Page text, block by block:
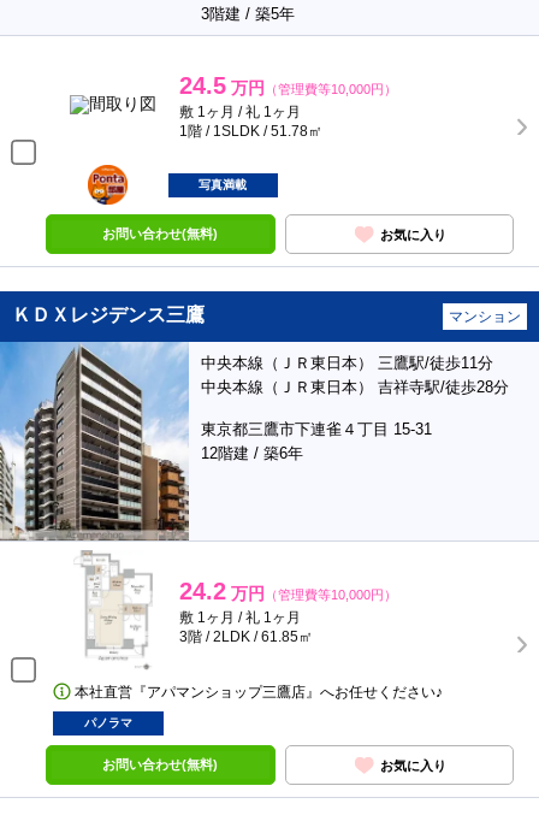
3階建 / 築5年
24.5 万円 （管理費等10,000円）
敷 1ヶ月 / 礼 1ヶ月
1階 / 1SLDK / 51.78㎡
ポンタ
部屋
写真満載
お問い合わせ(無料) お気に入り
ＫＤＸレジデンス三鷹 マンション
中央本線（ＪＲ東日本） 三鷹駅/徒歩11分
中央本線（ＪＲ東日本） 吉祥寺駅/徒歩28分
東京都三鷹市下連雀４丁目 15-31
12階建 / 築6年
24.2 万円 （管理費等10,000円）
敷 1ヶ月 / 礼 1ヶ月
3階 / 2LDK / 61.85㎡
本社直営『アパマンショップ三鷹店』へお任せください♪
パノラマ
お問い合わせ(無料) お気に入り